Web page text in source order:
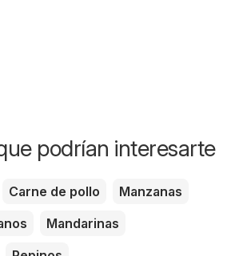
podrían interesarte
Carne de pollo
Manzanas
Mandarinas